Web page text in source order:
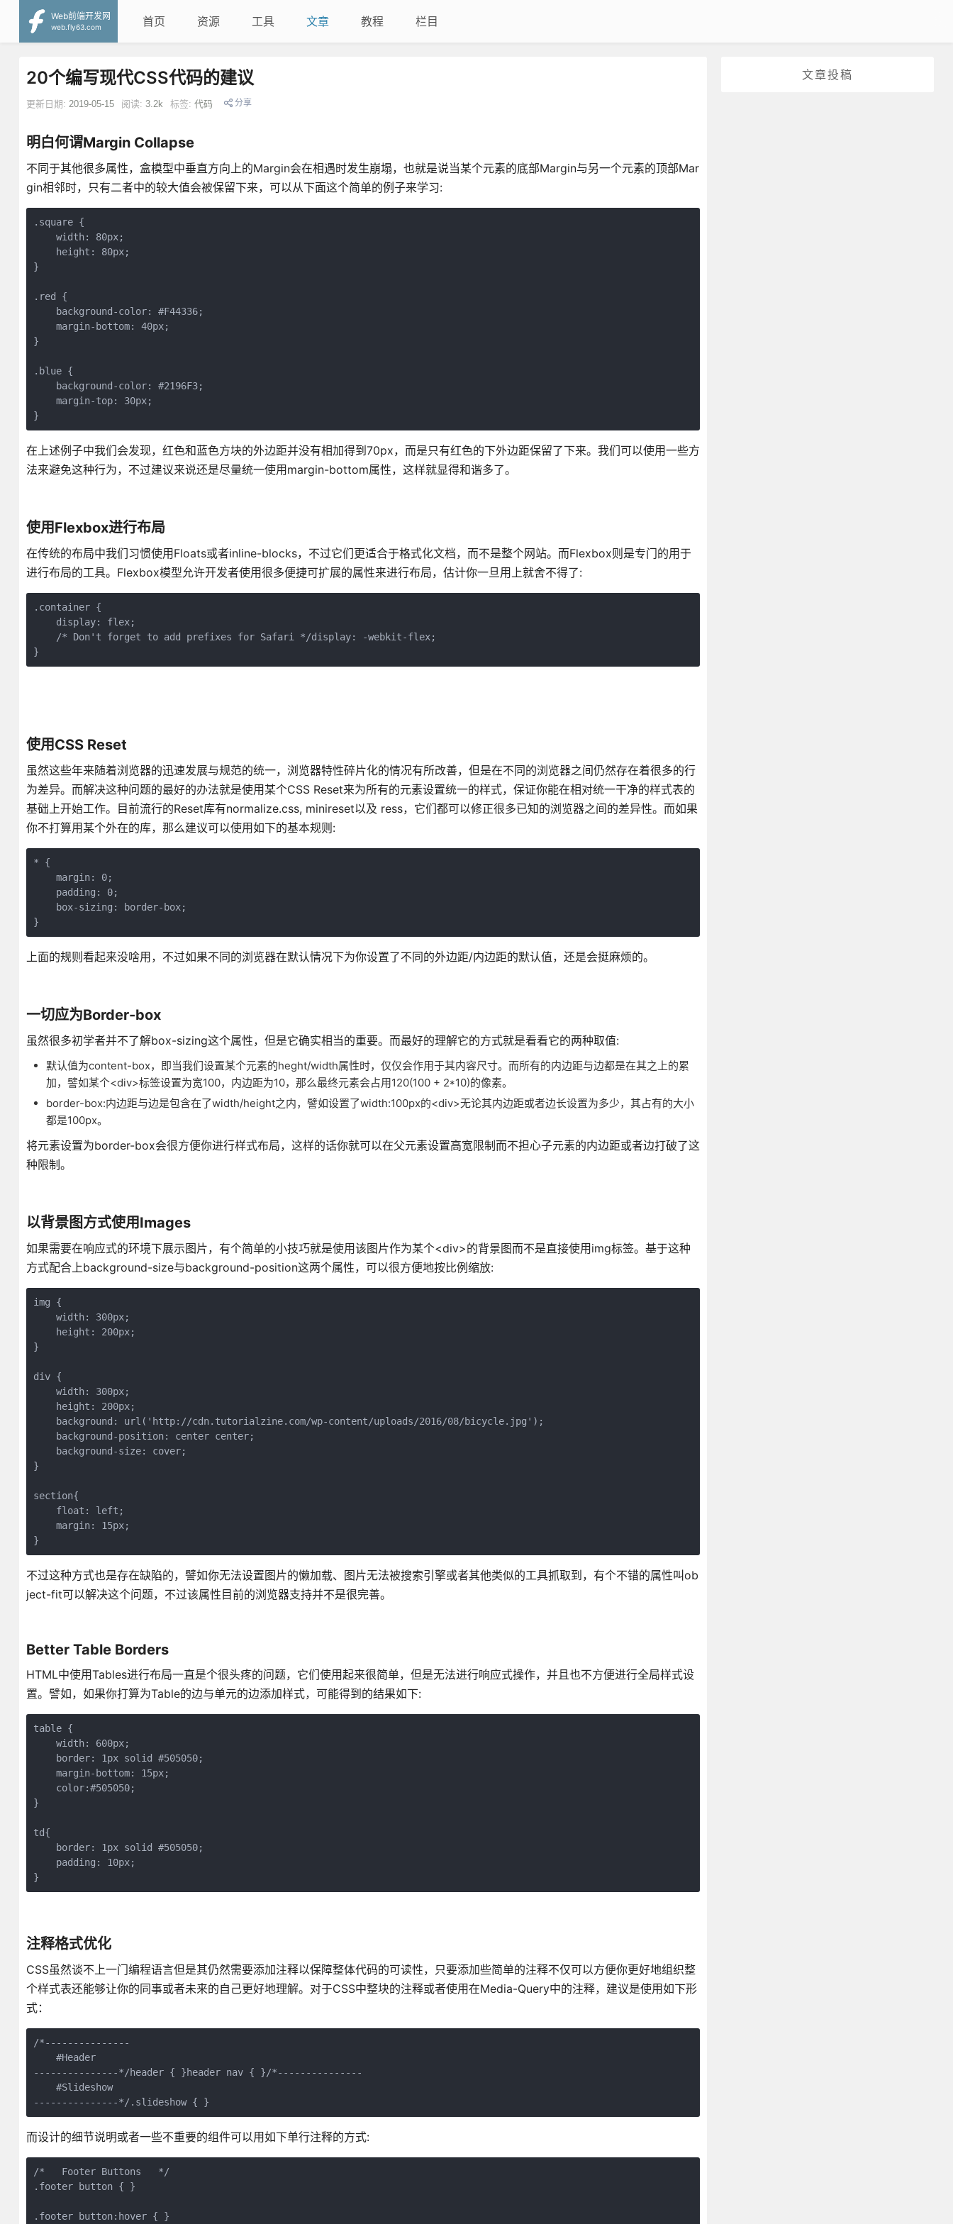
Web前端开发网
web.fly63.com
首页 资源 工具 文章 教程 栏目
文章投稿
20个编写现代CSS代码的建议
更新日期: 2019-05-15 阅读: 3.2k 标签: 代码 分享
明白何谓Margin Collapse
不同于其他很多属性，盒模型中垂直方向上的Margin会在相遇时发生崩塌，也就是说当某个元素的底部Margin与另一个元素的顶部Mar
gin相邻时，只有二者中的较大值会被保留下来，可以从下面这个简单的例子来学习:
.square {
    width: 80px;
    height: 80px;
}
.red {
    background-color: #F44336;
    margin-bottom: 40px;
}
.blue {
    background-color: #2196F3;
    margin-top: 30px;
}
在上述例子中我们会发现，红色和蓝色方块的外边距并没有相加得到70px，而是只有红色的下外边距保留了下来。我们可以使用一些方
法来避免这种行为，不过建议来说还是尽量统一使用margin-bottom属性，这样就显得和谐多了。
使用Flexbox进行布局
在传统的布局中我们习惯使用Floats或者inline-blocks，不过它们更适合于格式化文档，而不是整个网站。而Flexbox则是专门的用于
进行布局的工具。Flexbox模型允许开发者使用很多便捷可扩展的属性来进行布局，估计你一旦用上就舍不得了:
.container {
    display: flex;
    /* Don't forget to add prefixes for Safari */display: -webkit-flex;
}
使用CSS Reset
虽然这些年来随着浏览器的迅速发展与规范的统一，浏览器特性碎片化的情况有所改善，但是在不同的浏览器之间仍然存在着很多的行
为差异。而解决这种问题的最好的办法就是使用某个CSS Reset来为所有的元素设置统一的样式，保证你能在相对统一干净的样式表的
基础上开始工作。目前流行的Reset库有normalize.css, minireset以及 ress，它们都可以修正很多已知的浏览器之间的差异性。而如果
你不打算用某个外在的库，那么建议可以使用如下的基本规则:
* {
    margin: 0;
    padding: 0;
    box-sizing: border-box;
}
上面的规则看起来没啥用，不过如果不同的浏览器在默认情况下为你设置了不同的外边距/内边距的默认值，还是会挺麻烦的。
一切应为Border-box
虽然很多初学者并不了解box-sizing这个属性，但是它确实相当的重要。而最好的理解它的方式就是看看它的两种取值:
默认值为content-box，即当我们设置某个元素的heght/width属性时，仅仅会作用于其内容尺寸。而所有的内边距与边都是在其之上的累
加，譬如某个<div>标签设置为宽100，内边距为10，那么最终元素会占用120(100 + 2*10)的像素。
border-box:内边距与边是包含在了width/height之内，譬如设置了width:100px的<div>无论其内边距或者边长设置为多少，其占有的大小
都是100px。
将元素设置为border-box会很方便你进行样式布局，这样的话你就可以在父元素设置高宽限制而不担心子元素的内边距或者边打破了这
种限制。
以背景图方式使用Images
如果需要在响应式的环境下展示图片，有个简单的小技巧就是使用该图片作为某个<div>的背景图而不是直接使用img标签。基于这种
方式配合上background-size与background-position这两个属性，可以很方便地按比例缩放:
img {
    width: 300px;
    height: 200px;
}
div {
    width: 300px;
    height: 200px;
    background: url('http://cdn.tutorialzine.com/wp-content/uploads/2016/08/bicycle.jpg');
    background-position: center center;
    background-size: cover;
}
section{
    float: left;
    margin: 15px;
}
不过这种方式也是存在缺陷的，譬如你无法设置图片的懒加载、图片无法被搜索引擎或者其他类似的工具抓取到，有个不错的属性叫ob
ject-fit可以解决这个问题，不过该属性目前的浏览器支持并不是很完善。
Better Table Borders
HTML中使用Tables进行布局一直是个很头疼的问题，它们使用起来很简单，但是无法进行响应式操作，并且也不方便进行全局样式设
置。譬如，如果你打算为Table的边与单元的边添加样式，可能得到的结果如下:
table {
    width: 600px;
    border: 1px solid #505050;
    margin-bottom: 15px;
    color:#505050;
}
td{
    border: 1px solid #505050;
    padding: 10px;
}
注释格式优化
CSS虽然谈不上一门编程语言但是其仍然需要添加注释以保障整体代码的可读性，只要添加些简单的注释不仅可以方便你更好地组织整
个样式表还能够让你的同事或者未来的自己更好地理解。对于CSS中整块的注释或者使用在Media-Query中的注释，建议是使用如下形
式：
/*---------------
    #Header
---------------*/header { }header nav { }/*---------------
    #Slideshow
---------------*/.slideshow { }
而设计的细节说明或者一些不重要的组件可以用如下单行注释的方式:
/*   Footer Buttons   */
.footer button { }
.footer button:hover { }